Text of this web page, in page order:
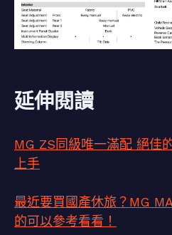
延伸閱讀
MG ZS同級唯一滿配 絕佳
上手
最近要買國產休旅？MG
的可以參考看看！